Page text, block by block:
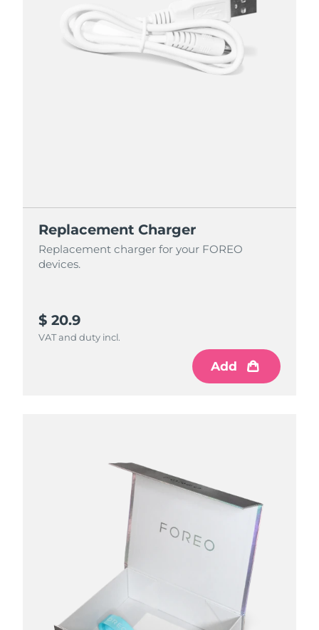
Replacement Charger
Replacement charger for your FOREO
devices.
$ 20.9
VAT and duty incl.
Add